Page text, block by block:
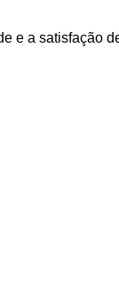
e a satisfação